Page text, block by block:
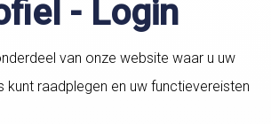
- Login
van onze website waar u uw
kunt raadplegen en uw functievereisten